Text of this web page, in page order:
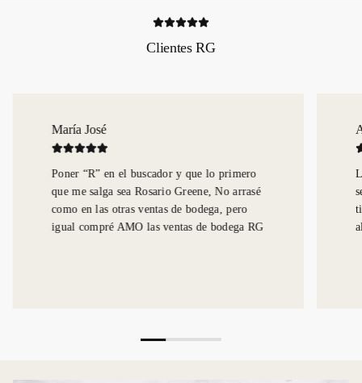
Clientes RG
La amo mal! Cada vez que voy mi guagua
se queda dormida y no me puedo bajar y la
tierna de la cami me va a dejar los cuadros
al auto